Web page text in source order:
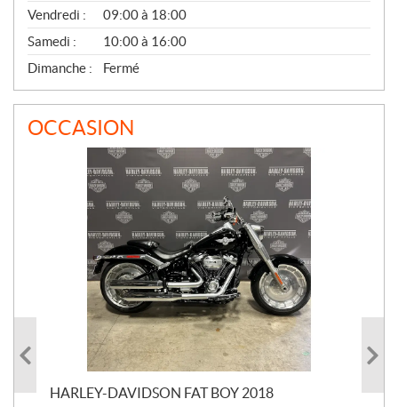
Vendredi :
09:00 à 18:00
Samedi :
10:00 à 16:00
Dimanche :
Fermé
OCCASION
HARLEY-DAVIDSON FAT BOY 2018